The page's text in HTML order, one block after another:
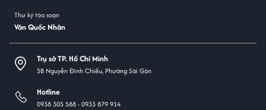
Thư ký tòa soạn
Văn Quốc Nhân
Trụ sở TP. Hồ Chí Minh
5B Nguyễn Đình Chiểu, Phường Sài Gòn
Hotline
0938 305 588 -0933 879 914